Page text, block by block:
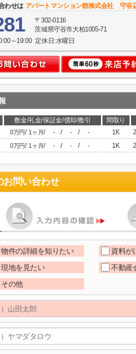
わせは アパートマンション館株式会社 守谷
〒302-0116
茨城県守谷市大柏1005-71
～19:00 定休日:水曜日
敷金/礼金/保証金/償却/敷引 間取り
0万円/ 1ヶ月/ - / - / - 1K
0万円/ 1ヶ月/ - / - / - 1K
お問い合わせ
物件の詳細を知りたい
資料が
現地を見たい
不動産
その他